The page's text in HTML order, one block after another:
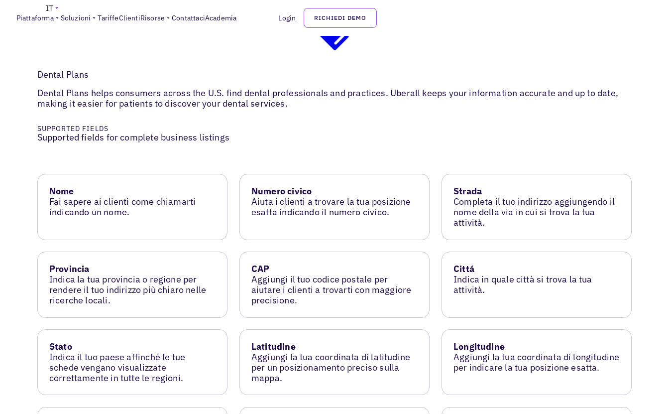
Piattaforma Soluzioni TariffeClientiRisorse ContattaciAcademia Login RICHIEDI DEMO
IT
Dental Plans
Dental Plans helps consumers across the U.S. find dental professionals and practices. Uberall keeps your information accurate and up to date,
making it easier for patients to discover your dental services.
SUPPORTED FIELDS
Supported fields for complete business listings
Nome
Fai sapere ai clienti come chiamarti
indicando un nome.
Numero civico
Aiuta i clienti a trovare la tua posizione
esatta indicando il numero civico.
Strada
Completa il tuo indirizzo aggiungendo il
nome della via in cui si trova la tua
attività.
Provincia
Indica la tua provincia o regione per
rendere il tuo indirizzo più chiaro nelle
ricerche locali.
CAP
Aggiungi il tuo codice postale per
aiutare i clienti a trovarti con maggiore
precisione.
Cittá
Indica in quale città si trova la tua
attività.
Stato
Indica il tuo paese affinché le tue
schede vengano visualizzate
correttamente in tutte le regioni.
Latitudine
Aggiungi la tua coordinata di latitudine
per un posizionamento preciso sulla
mappa.
Longitudine
Aggiungi la tua coordinata di longitudine
per indicare la tua posizione esatta.